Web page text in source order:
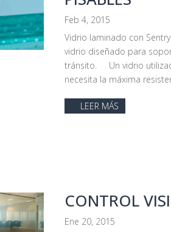
Feb 4, 2015
Vidrio laminado con
vidrio diseñado para
tránsito. Un vidrio
necesita la máxima
LEER MÁS
CONTROL
Ene 20, 2015